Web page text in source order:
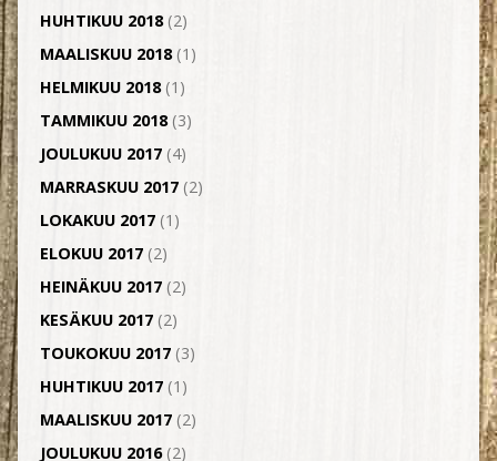
HUHTIKUU 2018(2)
MAALISKUU 2018(1)
HELMIKUU 2018(1)
TAMMIKUU 2018(3)
JOULUKUU 2017(4)
MARRASKUU 2017(2)
LOKAKUU 2017(1)
ELOKUU 2017(2)
HEINÄKUU 2017(2)
KESÄKUU 2017(2)
TOUKOKUU 2017(3)
HUHTIKUU 2017(1)
MAALISKUU 2017(2)
JOULUKUU 2016(2)